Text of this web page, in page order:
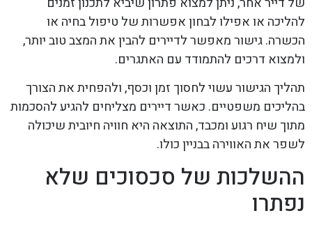
להליכה או אפילו לבחון אפשרות של טיפול בחיה או
הכשרה. גישור מאפשר לדיירים להבין את המצב טוב יותר,
ולמצוא דרכים להתמודד עם האתגרים.
תהליך הגישור עשוי לחסוך זמן וכסף, ולהפחית את הצורך
בהליכים משפטיים. כאשר דיירים מצליחים להגיע להסכמות
מתוך שיח רגוע ומכבד, התוצאה היא חוויה חיובית שיכולה
לשפר את האווירה בבניין כולו.
ההשלכות של סכסוכים שלא
נפתרו